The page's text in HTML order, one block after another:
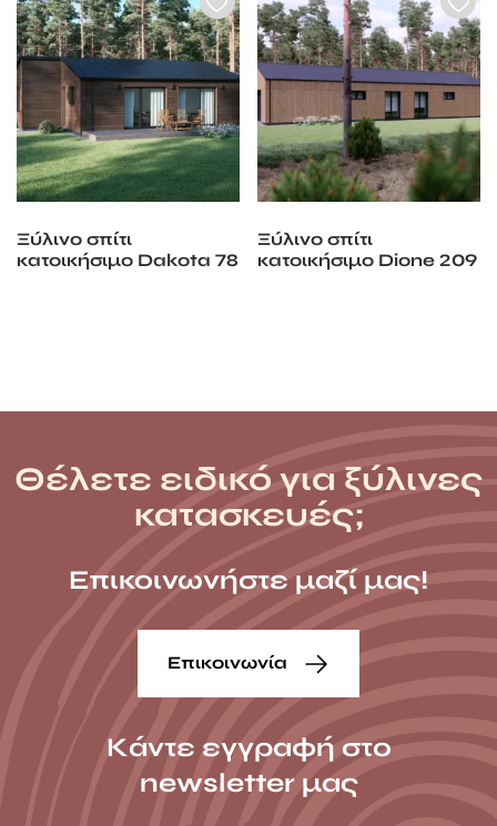
Ξύλινο σπίτι
κατοικήσιμο Dakota 78
Ξύλινο σπίτι
κατοικήσιμο Dione 209
Θέλετε ειδικό για ξύλινες
κατασκευές;
Επικοινωνήστε μαζί μας!
Επικοινωνία
Κάντε εγγραφή στο
newsletter μας